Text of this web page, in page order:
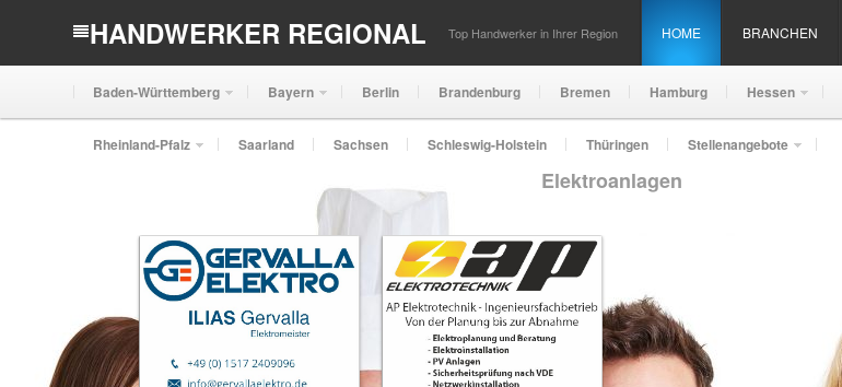
HANDWERKER REGIONAL Top Handwerker in Ihrer Region HOME BRANCHEN
Baden-Württemberg Bayern Berlin Brandenburg Bremen Hamburg Hessen
Rheinland-Pfalz Saarland Sachsen Schleswig-Holstein Thüringen Stellenangebote
Elektroanlagen